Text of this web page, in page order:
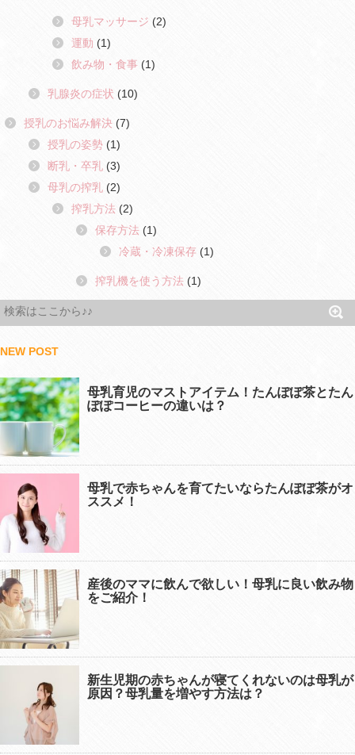
母乳マッサージ (2)
運動 (1)
飲み物・食事 (1)
乳腺炎の症状 (10)
授乳のお悩み解決 (7)
授乳の姿勢 (1)
断乳・卒乳 (3)
母乳の搾乳 (2)
搾乳方法 (2)
保存方法 (1)
冷蔵・冷凍保存 (1)
搾乳機を使う方法 (1)
NEW POST
母乳育児のマストアイテム！たんぽぽ茶とたん
ぽぽコーヒーの違いは？
母乳で赤ちゃんを育てたいならたんぽぽ茶がオ
ススメ！
産後のママに飲んで欲しい！母乳に良い飲み物
をご紹介！
新生児期の赤ちゃんが寝てくれないのは母乳が
原因？母乳量を増やす方法は？